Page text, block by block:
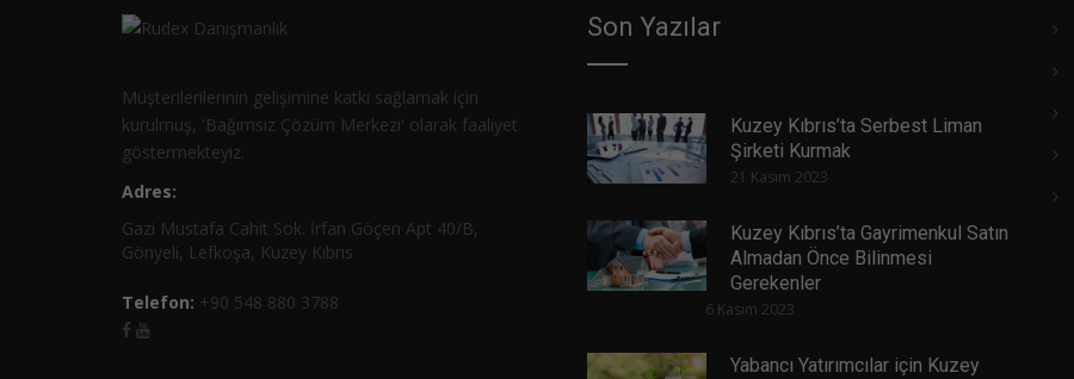
Müşterilerilerinin gelişimine katkı sağlamak için
kurulmuş, 'Bağımsız Çözüm Merkezi' olarak faaliyet
göstermekteyiz.
Adres:
Gazi Mustafa Cahit Sok. İrfan Göçen Apt 40/B,
Gönyeli, Lefkoşa, Kuzey Kıbrıs
Telefon: +90 548 880 3788
Son Yazılar
Kuzey Kıbrıs’ta Serbest Liman
Şirketi Kurmak
21 Kasım 2023
Kuzey Kıbrıs’ta Gayrimenkul Satın
Almadan Önce Bilinmesi
Gerekenler
6 Kasım 2023
Yabancı Yatırımcılar için Kuzey